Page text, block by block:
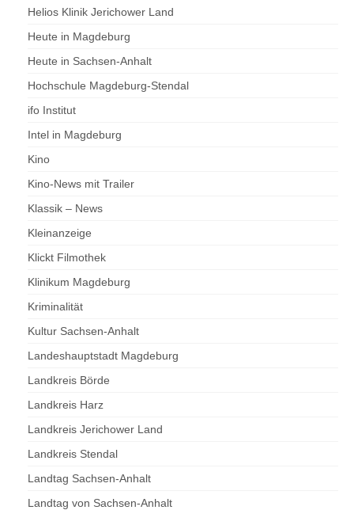
Helios Klinik Jerichower Land
Heute in Magdeburg
Heute in Sachsen-Anhalt
Hochschule Magdeburg-Stendal
ifo Institut
Intel in Magdeburg
Kino
Kino-News mit Trailer
Klassik – News
Kleinanzeige
Klickt Filmothek
Klinikum Magdeburg
Kriminalität
Kultur Sachsen-Anhalt
Landeshauptstadt Magdeburg
Landkreis Börde
Landkreis Harz
Landkreis Jerichower Land
Landkreis Stendal
Landtag Sachsen-Anhalt
Landtag von Sachsen-Anhalt